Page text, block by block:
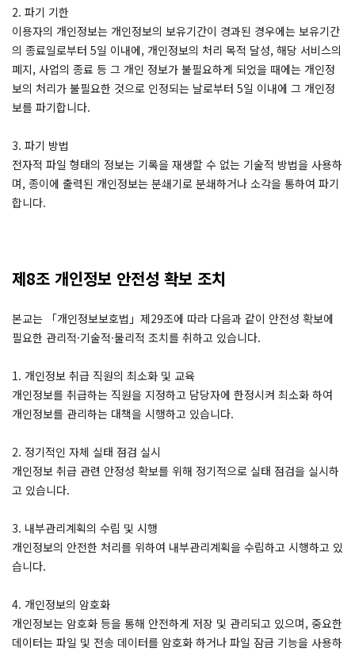
2. 파기 기한
이용자의 개인정보는 개인정보의 보유기간이 경과된 경우에는 보유기간
의 종료일로부터 5일 이내에, 개인정보의 처리 목적 달성, 해당 서비스의
폐지, 사업의 종료 등 그 개인 정보가 불필요하게 되었을 때에는 개인정
보의 처리가 불필요한 것으로 인정되는 날로부터 5일 이내에 그 개인정
보를 파기합니다.
3. 파기 방법
전자적 파일 형태의 정보는 기록을 재생할 수 없는 기술적 방법을 사용하
며, 종이에 출력된 개인정보는 분쇄기로 분쇄하거나 소각을 통하여 파기
합니다.
제8조 개인정보 안전성 확보 조치
본교는 「개인정보보호법」제29조에 따라 다음과 같이 안전성 확보에
필요한 관리적·기술적·물리적 조치를 취하고 있습니다.
1. 개인정보 취급 직원의 최소화 및 교육
개인정보를 취급하는 직원을 지정하고 담당자에 한정시켜 최소화 하여
개인정보를 관리하는 대책을 시행하고 있습니다.
2. 정기적인 자체 실태 점검 실시
개인정보 취급 관련 안정성 확보를 위해 정기적으로 실태 점검을 실시하
고 있습니다.
3. 내부관리계획의 수립 및 시행
개인정보의 안전한 처리를 위하여 내부관리계획을 수립하고 시행하고 있
습니다.
4. 개인정보의 암호화
개인정보는 암호화 등을 통해 안전하게 저장 및 관리되고 있으며, 중요한
데이터는 파일 및 전송 데이터를 암호화 하거나 파일 잠금 기능을 사용하